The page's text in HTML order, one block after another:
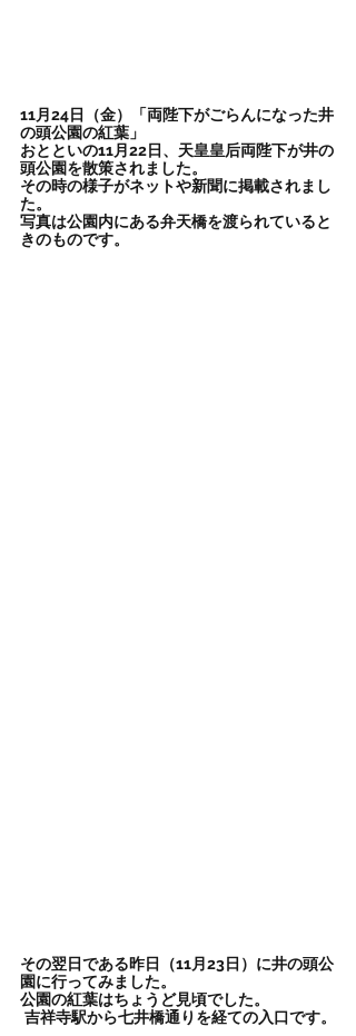
11月24日（金）「両陛下がごらんになった井
の頭公園の紅葉」
おとといの11月22日、天皇皇后両陛下が井の
頭公園を散策されました。
その時の様子がネットや新聞に掲載されまし
た。
写真は公園内にある弁天橋を渡られていると
きのものです。
その翌日である昨日（11月23日）に井の頭公
園に行ってみました。
公園の紅葉はちょうど見頃でした。
吉祥寺駅から七井橋通りを経ての入口です。